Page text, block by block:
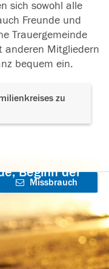
sich sowohl alle
Freunde und
Trauergemeinde
anderen Mitgliedern
bequem ein.
zu
Beginn der
Missbrauch